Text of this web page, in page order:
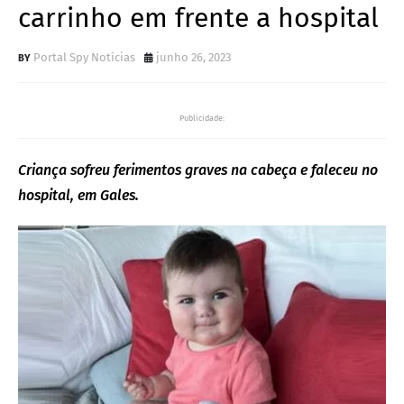
carrinho em frente a hospital
Portal Spy Notícias junho 26, 2023
Publicidade:
Criança sofreu ferimentos graves na cabeça e faleceu no
hospital, em Gales.